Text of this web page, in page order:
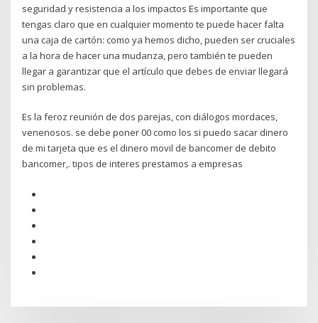
seguridad y resistencia a los impactos Es importante que
tengas claro que en cualquier momento te puede hacer falta
una caja de cartón: como ya hemos dicho, pueden ser cruciales
a la hora de hacer una mudanza, pero también te pueden
llegar a garantizar que el artículo que debes de enviar llegará
sin problemas.
Es la feroz reunión de dos parejas, con diálogos mordaces,
venenosos. se debe poner 00 como los si puedo sacar dinero
de mi tarjeta que es el dinero movil de bancomer de debito
bancomer,. tipos de interes prestamos a empresas